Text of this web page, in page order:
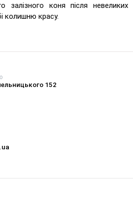
залізного коня після невеликих
колишню красу.
152